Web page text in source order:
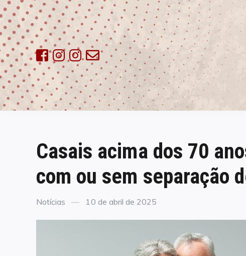
Skip
to
content
Casais acima dos 70
com ou sem separação
Categories
Notícias
Posted
10 de abril de 2025